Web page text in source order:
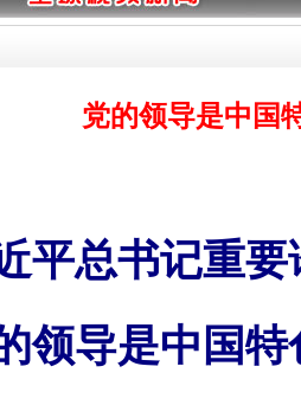
党的领导是中国
平总书记重
领导是中国